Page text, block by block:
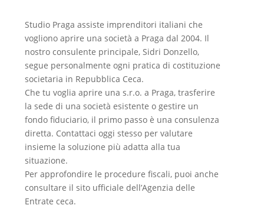
Studio Praga assiste imprenditori italiani che
vogliono aprire una società a Praga dal 2004. Il
nostro consulente principale, Sidri Donzello,
segue personalmente ogni pratica di costituzione
societaria in Repubblica Ceca.
Che tu voglia aprire una s.r.o. a Praga, trasferire
la sede di una società esistente o gestire un
fondo fiduciario, il primo passo è una consulenza
diretta. Contattaci oggi stesso per valutare
insieme la soluzione più adatta alla tua
situazione.
Per approfondire le procedure fiscali, puoi anche
consultare il sito ufficiale dell’Agenzia delle
Entrate ceca.